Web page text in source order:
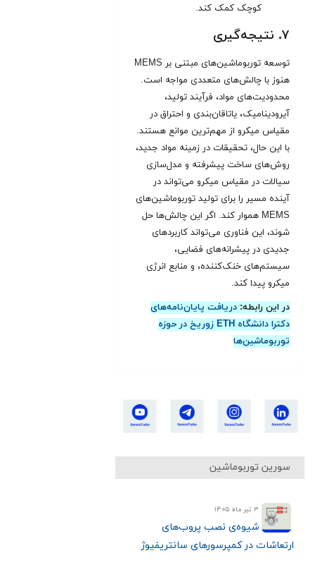
کوچک کمک کند.
۷. نتیجه‌گیری
توسعه توربوماشین‌های مبتنی بر MEMS
هنوز با چالش‌های متعددی مواجه است.
محدودیت‌های مواد، فرآیند تولید،
آیرودینامیک، یاتاقان‌بندی و احتراق در
مقیاس میکرو از مهم‌ترین موانع هستند.
با این حال، تحقیقات در زمینه مواد جدید،
روش‌های ساخت پیشرفته و مدل‌سازی
سیالات در مقیاس میکرو می‌تواند در
آینده مسیر را برای تولید توربوماشین‌های
MEMS هموار کند. اگر این چالش‌ها حل
شوند، این فناوری می‌تواند کاربردهای
جدیدی در پیشرانه‌های فضایی،
سیستم‌های خنک‌کننده، و منابع انرژی
میکرو پیدا کند.
در این رابطه: دریافت پایان‌نامه‌های
دکترا دانشگاه ETH زوریخ در حوزه
توربوماشین‌ها
سورین توربوماشین
۳ تیر ماه ۱۴۰۵
شیوه‌ی نصب پروب‌های
ارتعاشات در کمپرسورهای سانتریفیوژ